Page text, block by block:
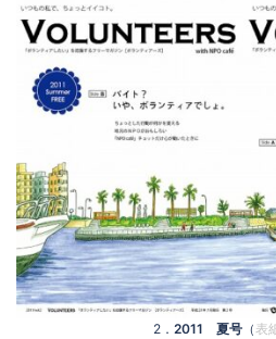
2． 2011 夏号 （ 表